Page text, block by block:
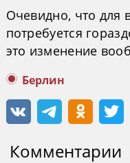
Очевидно, что для
потребуется
это изменение
Берлин
Комментарии